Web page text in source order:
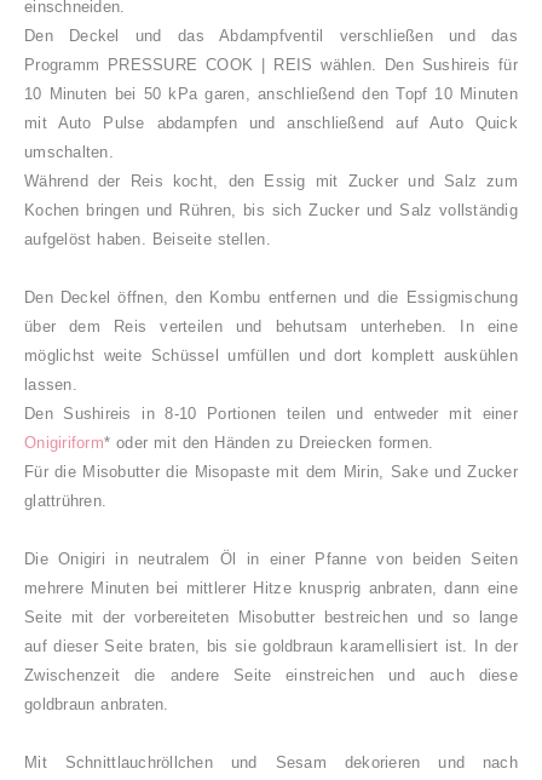
einschneiden.
Den Deckel und das Abdampfventil verschließen und das
Programm PRESSURE COOK | REIS wählen. Den Sushireis für
10 Minuten bei 50 kPa garen, anschließend den Topf 10 Minuten
mit Auto Pulse abdampfen und anschließend auf Auto Quick
umschalten.
Während der Reis kocht, den Essig mit Zucker und Salz zum
Kochen bringen und Rühren, bis sich Zucker und Salz vollständig
aufgelöst haben. Beiseite stellen.
Den Deckel öffnen, den Kombu entfernen und die Essigmischung
über dem Reis verteilen und behutsam unterheben. In eine
möglichst weite Schüssel umfüllen und dort komplett auskühlen
lassen.
Den Sushireis in 8-10 Portionen teilen und entweder mit einer
Onigiriform* oder mit den Händen zu Dreiecken formen.
Für die Misobutter die Misopaste mit dem Mirin, Sake und Zucker
glattrühren.
Die Onigiri in neutralem Öl in einer Pfanne von beiden Seiten
mehrere Minuten bei mittlerer Hitze knusprig anbraten, dann eine
Seite mit der vorbereiteten Misobutter bestreichen und so lange
auf dieser Seite braten, bis sie goldbraun karamellisiert ist. In der
Zwischenzeit die andere Seite einstreichen und auch diese
goldbraun anbraten.
Mit Schnittlauchröllchen und Sesam dekorieren und nach